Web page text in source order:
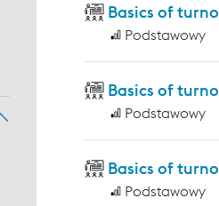
Basics of
Podstawowy
Basics of
Podstawowy
Basics of
Podstawowy